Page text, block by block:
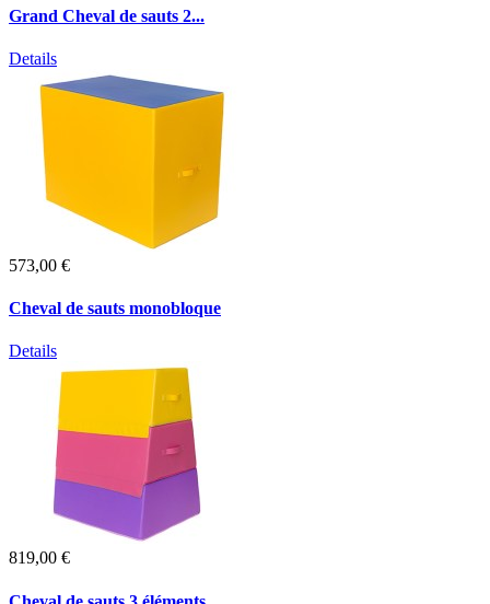
Grand Cheval de sauts 2...
Details
573,00 €
Cheval de sauts monobloque
Details
819,00 €